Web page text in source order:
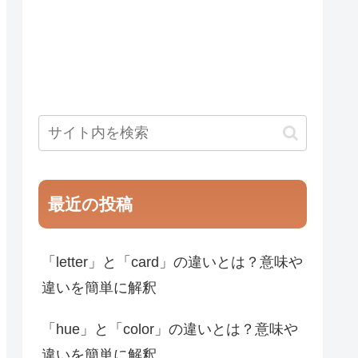
最近の投稿
「letter」と「card」の違いとは？意味や
違いを簡単に解釈
「hue」と「color」の違いとは？意味や